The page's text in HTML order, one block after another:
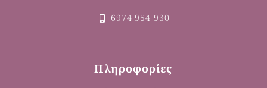
6974 954 930
Πληροφορίες